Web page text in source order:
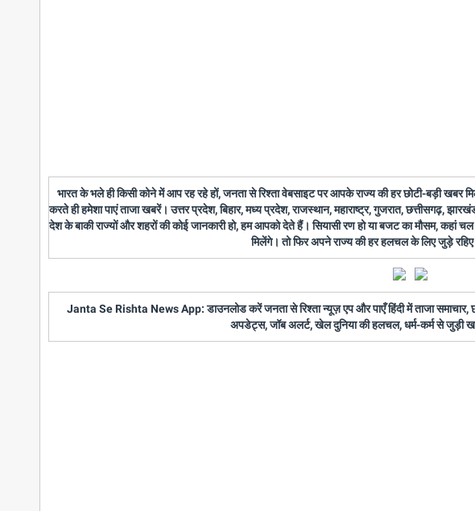
भारत के भले ही किसी कोने में आप रह रहे हों, जनता से रिश्ता वेबसाइट पर आपके राज्य की हर छोटी-बड़ी खबर
करते ही हमेशा पाएं ताजा खबरें। उत्तर प्रदेश, बिहार, मध्य प्रदेश, राजस्थान, महाराष्ट्र, गुजरात, छत्तीसगढ़,
देश के बाकी राज्यों और शहरों की कोई जानकारी हो, हम आपको देते हैं। सियासी रण हो या बजट का मौसम, कहां
मिलेंगे। तो फिर अपने राज्य की हर हलचल के लिए जुड़े
Janta Se Rishta News App: डाउनलोड करें जनता से रिश्ता न्यूज़ एप और पाएँ हिंदी में ताजा
अपडेट्स, जॉब अलर्ट, खेल दुनिया की हलचल, धर्म-कर्म से जुड़ी